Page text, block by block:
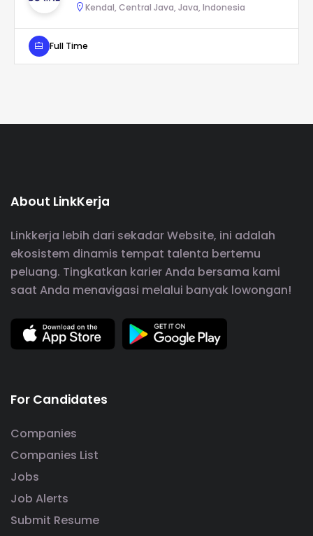
Kendal, Central Java, Java, Indonesia
Full Time
About LinkKerja
Linkkerja lebih dari sekadar Website, ini adalah
ekosistem dinamis tempat talenta bertemu
peluang. Tingkatkan karier Anda bersama kami
saat Anda menavigasi melalui banyak lowongan!
For Candidates
Companies
Companies List
Jobs
Job Alerts
Submit Resume